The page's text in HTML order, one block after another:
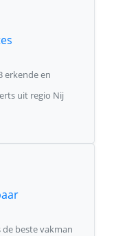
erkende en
uit regio Nij
de beste vakman